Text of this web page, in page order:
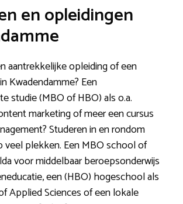
en opleidingen
aantrekkelijke opleiding of een
Kwadendamme? Een
studie (MBO of HBO) als o.a.
marketing of meer een cursus
Studeren in en rondom
veel plekken. Een MBO school of
voor middelbaar beroepsonderwijs
een (HBO) hogeschool als
Applied Sciences of een lokale